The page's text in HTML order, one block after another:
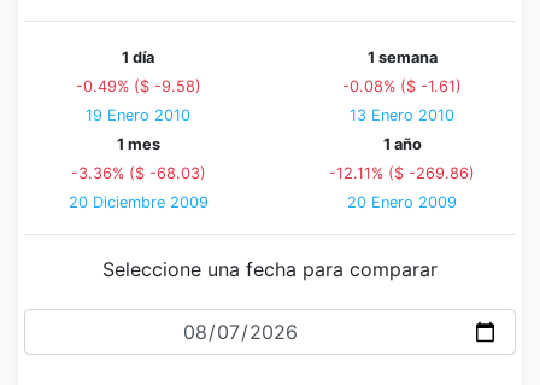
1 día
-0.49% ($ -9.58)
19 Enero 2010
1 semana
-0.08% ($ -1.61)
13 Enero 2010
1 mes
-3.36% ($ -68.03)
20 Diciembre 2009
1 año
-12.11% ($ -269.86)
20 Enero 2009
Seleccione una fecha para comparar
Fecha